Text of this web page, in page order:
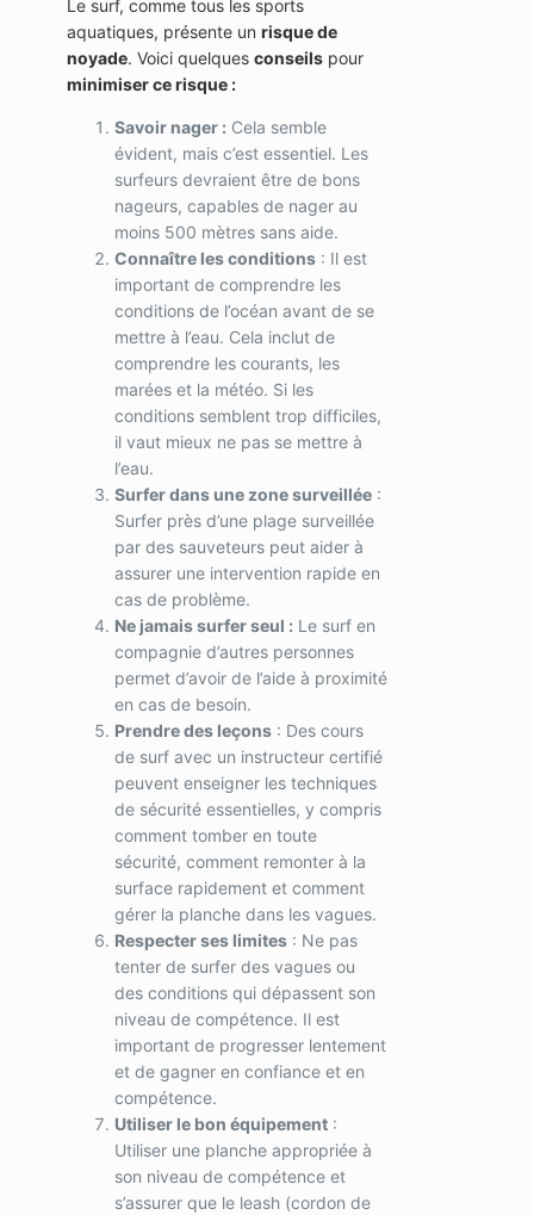
Le surf, comme tous les sports
aquatiques, présente un risque de
noyade. Voici quelques conseils pour
minimiser ce risque :
Savoir nager : Cela semble
évident, mais c’est essentiel. Les
surfeurs devraient être de bons
nageurs, capables de nager au
moins 500 mètres sans aide.
Connaître les conditions : Il est
important de comprendre les
conditions de l’océan avant de se
mettre à l’eau. Cela inclut de
comprendre les courants, les
marées et la météo. Si les
conditions semblent trop difficiles,
il vaut mieux ne pas se mettre à
l’eau.
Surfer dans une zone surveillée :
Surfer près d’une plage surveillée
par des sauveteurs peut aider à
assurer une intervention rapide en
cas de problème.
Ne jamais surfer seul : Le surf en
compagnie d’autres personnes
permet d’avoir de l’aide à proximité
en cas de besoin.
Prendre des leçons : Des cours
de surf avec un instructeur certifié
peuvent enseigner les techniques
de sécurité essentielles, y compris
comment tomber en toute
sécurité, comment remonter à la
surface rapidement et comment
gérer la planche dans les vagues.
Respecter ses limites : Ne pas
tenter de surfer des vagues ou
des conditions qui dépassent son
niveau de compétence. Il est
important de progresser lentement
et de gagner en confiance et en
compétence.
Utiliser le bon équipement :
Utiliser une planche appropriée à
son niveau de compétence et
s’assurer que le leash (cordon de